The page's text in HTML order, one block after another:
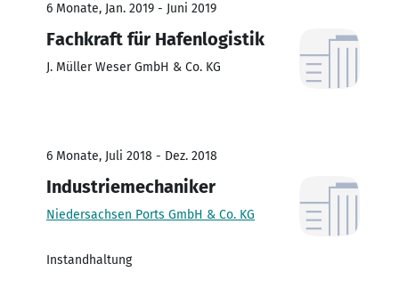
6 Monate, Jan. 2019 - Juni 2019
Fachkraft für Hafenlogistik
J. Müller Weser GmbH & Co. KG
6 Monate, Juli 2018 - Dez. 2018
Industriemechaniker
Niedersachsen Ports GmbH & Co. KG
Instandhaltung